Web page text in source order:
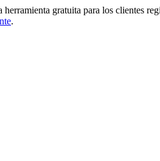
gratuita para los clientes
.